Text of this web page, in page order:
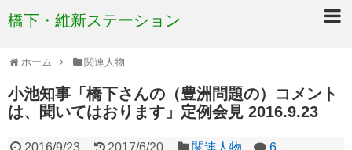
橋下・維新ステーション
ホーム 関連人物
小池知事「橋下さんの（豊洲問題の）コメント
は、聞いてはおります」定例会見 2016.9.23
2016/9/23 2017/6/20 関連人物 6